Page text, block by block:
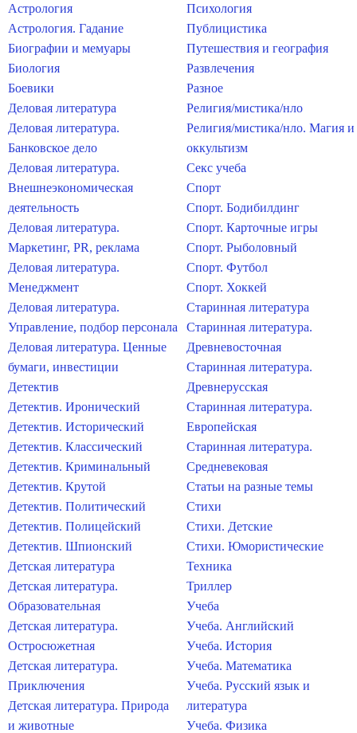
Астрология
Астрология. Гадание
Биографии и мемуары
Биология
Боевики
Деловая литература
Деловая литература.
Банковское дело
Деловая литература.
Внешнеэкономическая
деятельность
Деловая литература.
Маркетинг, PR, реклама
Деловая литература.
Менеджмент
Деловая литература.
Управление, подбор персонала
Деловая литература. Ценные
бумаги, инвестиции
Детектив
Детектив. Иронический
Детектив. Исторический
Детектив. Классический
Детектив. Криминальный
Детектив. Крутой
Детектив. Политический
Детектив. Полицейский
Детектив. Шпионский
Детская литература
Детская литература.
Образовательная
Детская литература.
Остросюжетная
Детская литература.
Приключения
Детская литература. Природа
и животные
Психология
Публицистика
Путешествия и география
Развлечения
Разное
Религия/мистика/нло
Религия/мистика/нло. Магия и
оккультизм
Секс учеба
Спорт
Спорт. Бодибилдинг
Спорт. Карточные игры
Спорт. Рыболовный
Спорт. Футбол
Спорт. Хоккей
Старинная литература
Старинная литература.
Древневосточная
Старинная литература.
Древнерусская
Старинная литература.
Европейская
Старинная литература.
Средневековая
Статьи на разные темы
Стихи
Стихи. Детские
Стихи. Юмористические
Техника
Триллер
Учеба
Учеба. Английский
Учеба. История
Учеба. Математика
Учеба. Русский язык и
литература
Учеба. Физика